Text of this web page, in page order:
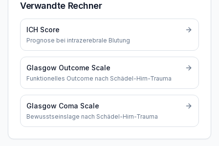
Verwandte Rechner
ICH Score
Prognose bei intrazerebrale Blutung
Glasgow Outcome Scale
Funktionelles Outcome nach Schädel-Hirn-Trauma
Glasgow Coma Scale
Bewusstseinslage nach Schädel-Hirn-Trauma